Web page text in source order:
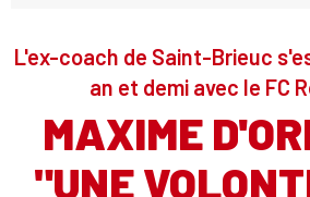
L'ex-coach de Saint-Brieuc
an et demi avec le FC
MAXIME
"UNE